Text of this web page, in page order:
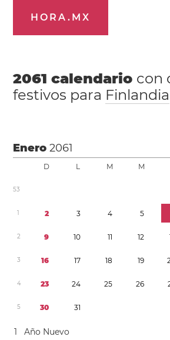
HORA.MX
2061 calendario con
festivos para Finlandia
Enero2061
D L M M
53
1 2 3 4 5
2 9 10 11 12
3 16 17 18 19
4 23 24 25 26
5 30 31
1
Año Nuevo